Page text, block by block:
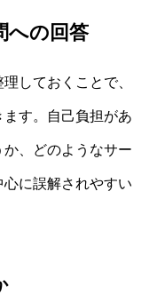
への回答
しておくことで、
す。自己負担があ
、どのようなサー
に誤解されやすい